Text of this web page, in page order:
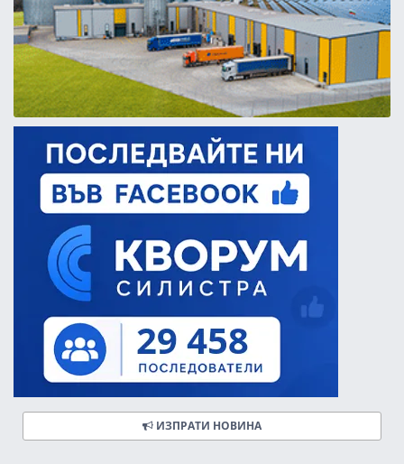
ИЗПРАТИ НОВИНА